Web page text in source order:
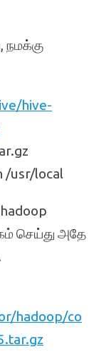
நமக்கு
hive-
/usr/local
செய்து அதே
hadoop/co